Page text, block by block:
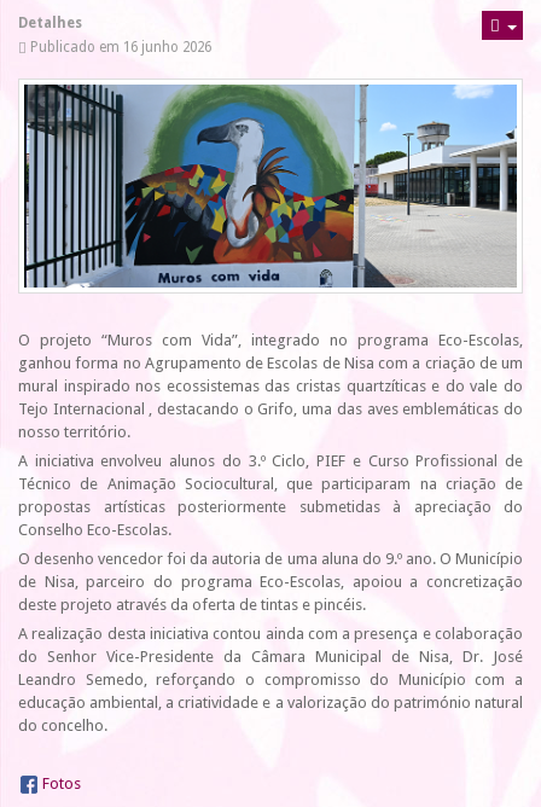
Detalhes
Publicado em 16 junho 2026
O projeto “Muros com Vida”, integrado no programa Eco-Escolas,
ganhou forma no Agrupamento de Escolas de Nisa com a criação de um
mural inspirado nos ecossistemas das cristas quartzíticas e do vale do
Tejo Internacional , destacando o Grifo, uma das aves emblemáticas do
nosso território.
A iniciativa envolveu alunos do 3.º Ciclo, PIEF e Curso Profissional de
Técnico de Animação Sociocultural, que participaram na criação de
propostas artísticas posteriormente submetidas à apreciação do
Conselho Eco-Escolas.
O desenho vencedor foi da autoria de uma aluna do 9.º ano. O Município
de Nisa, parceiro do programa Eco-Escolas, apoiou a concretização
deste projeto através da oferta de tintas e pincéis.
A realização desta iniciativa contou ainda com a presença e colaboração
do Senhor Vice-Presidente da Câmara Municipal de Nisa, Dr. José
Leandro Semedo, reforçando o compromisso do Município com a
educação ambiental, a criatividade e a valorização do património natural
do concelho.
Fotos